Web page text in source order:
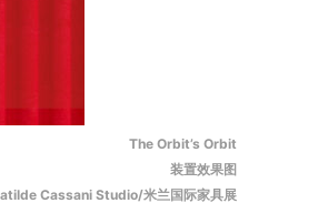
The Orbit’s Orbit
装置效果图
Cassani Studio/米兰国际家具展